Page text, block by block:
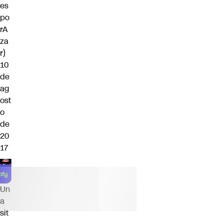
es
po
rA
za
r)
10
de
ag
ost
o
de
20
17
Un
a
sit